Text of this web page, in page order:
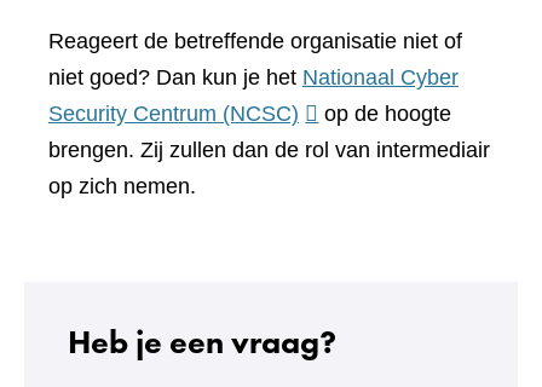
Reageert de betreffende organisatie niet of
niet goed? Dan kun je het Nationaal Cyber
Security Centrum (NCSC) (verwijst
naar
op de hoogte
brengen. Zij zullen dan de rol van intermediair
op zich nemen.
Heb je een vraag?